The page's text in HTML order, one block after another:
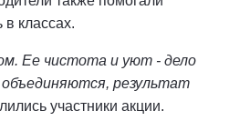
классах.
Ее чистота и уют - дело
объединяются, результат
участники акции.